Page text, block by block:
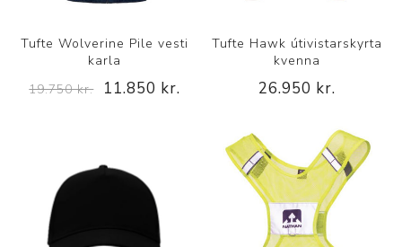
Tufte Wolverine Pile vesti
karla
19.750 kr.
11.850 kr.
Tufte Hawk útivistarskyrta
kvenna
26.950 kr.